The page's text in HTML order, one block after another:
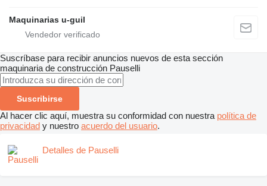
Maquinarias u-guil
Suscríbase para recibir anuncios nuevos de esta sección
maquinaria de construcción Pauselli
Suscribirse
Al hacer clic aquí, muestra su conformidad con nuestra política de
privacidad y nuestro acuerdo del usuario.
Detalles de Pauselli